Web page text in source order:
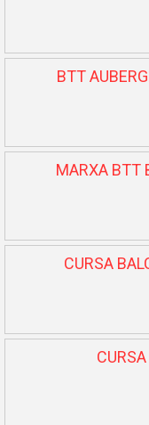
BTT
MARXA BTT
CURSA